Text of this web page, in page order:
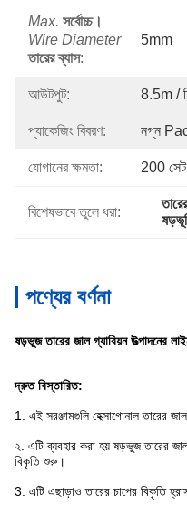
Max. সর্বোচ্চ।
Wire Diameter
তারের ব্যাস:
5mm
আউটপুট: 8.5m /
প্যাকেজিং বিবরণ: নগ্ন
যোগানের ক্ষমতা: 200
বিশেষভাবে তুলে ধরা:
পণ্যের বর্ণনা
ষড়ভুজ তারের জাল গ্যাবিয়ন উত্পাদনের
দ্রুত বিস্তারিত:
1. এই সরঞ্জামগুলি হেক্সাগোনাল তারের
২. এটি ব্যবহার করা হয় ষড়ভুজ তারের
বিকৃতি শুরু।
3. এটি এছাড়াও তারের চাপের বিকৃতি